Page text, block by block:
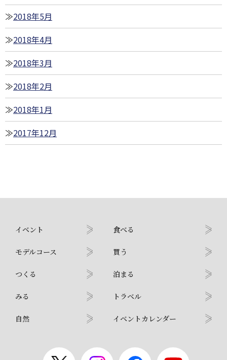
2018年5月
2018年4月
2018年3月
2018年2月
2018年1月
2017年12月
イベント
モデルコース
つくる
みる
自然
食べる
買う
泊まる
トラベル
イベントカレンダー